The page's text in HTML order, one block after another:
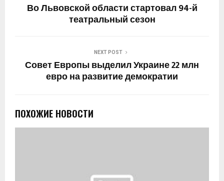
Во Львовской области стартовал 94-й
театральный сезон
NEXT POST
Совет Европы выделил Украине 22 млн
евро на развитие демократии
ПОХОЖИЕ НОВОСТИ